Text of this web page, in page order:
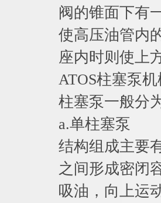
阀的锥面下有
使高压油管内
座内时则使上
ATOS柱塞泵
柱塞泵一般分
a.单柱塞泵
结构组成主要
之间形成密闭
吸油，向上运